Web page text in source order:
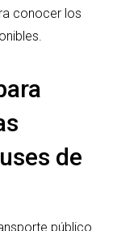
conocer los
de
público